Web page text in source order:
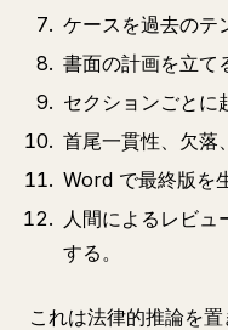
ケースを過去のテ
書面の計画を立て
セクションごとに
首尾一貫性、欠落
Word で最終版を
人間によるレビュ
する。
これは法律的推論を置